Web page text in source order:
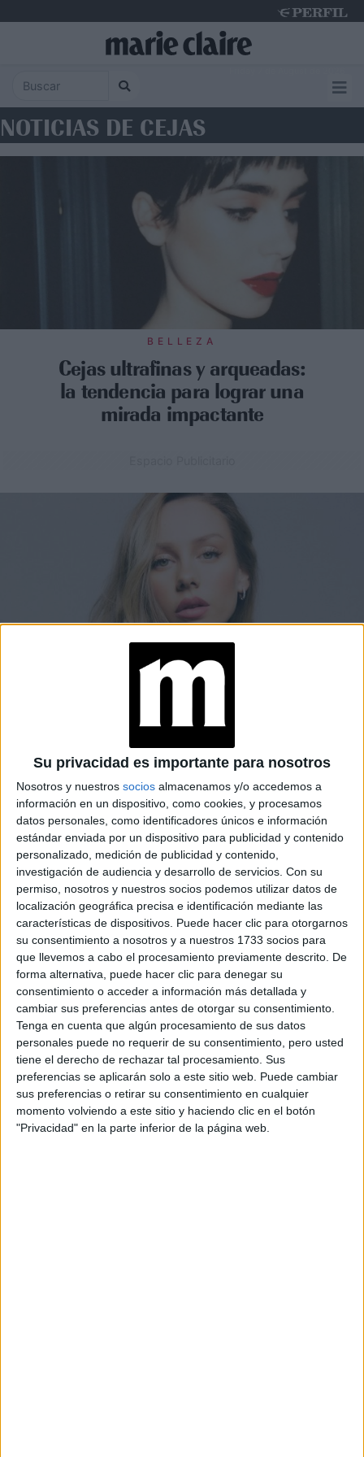
Su privacidad es importante para nosotros
Nosotros y nuestros socios almacenamos y/o accedemos a
información en un dispositivo, como cookies, y procesamos
datos personales, como identificadores únicos e información
estándar enviada por un dispositivo para publicidad y contenido
personalizado, medición de publicidad y contenido,
investigación de audiencia y desarrollo de servicios. Con su
permiso, nosotros y nuestros socios podemos utilizar datos de
localización geográfica precisa e identificación mediante las
características de dispositivos. Puede hacer clic para otorgarnos
su consentimiento a nosotros y a nuestros 1733 socios para
que llevemos a cabo el procesamiento previamente descrito. De
forma alternativa, puede hacer clic para denegar su
consentimiento o acceder a información más detallada y
cambiar sus preferencias antes de otorgar su consentimiento.
Tenga en cuenta que algún procesamiento de sus datos
personales puede no requerir de su consentimiento, pero usted
tiene el derecho de rechazar tal procesamiento. Sus
preferencias se aplicarán solo a este sitio web. Puede cambiar
sus preferencias o retirar su consentimiento en cualquier
momento volviendo a este sitio y haciendo clic en el botón
"Privacidad" en la parte inferior de la página web.
NOTICIAS DE CEJAS
BELLEZA
Cejas ultrafinas y arqueadas:
la tendencia para lograr una
mirada impactante
Micrograyling: la técnica para que tus
cejas se vean naturales
El nuevo tratamiento está siendo furor para revertir la
despoblación de las cejas y lucir un look renovado.
BELLEZA14-08-2025 16:18
Tus infaltables de Maybelline para un